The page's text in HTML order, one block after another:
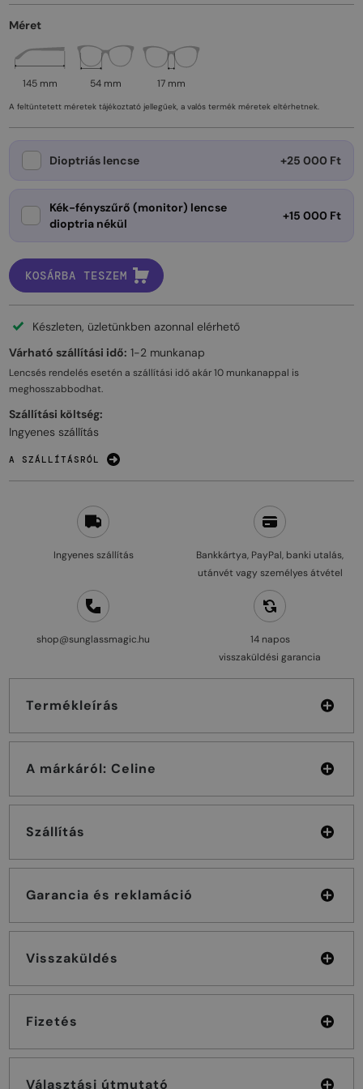
Ingyenes szállítás
Bankkártya, PayPal, banki utalás,
utánvét vagy személyes átvétel
shop@sunglassmagic.hu
14 napos
visszaküldési garancia
Termékleírás
A márkáról: Celine
Szállítás
Garancia és reklamáció
Visszaküldés
Fizetés
Választási útmutató
Méret
145 mm 54 mm 17 mm
A feltüntetett méretek tájékoztató jellegűek, a valós termék méretek eltérhetnek.
Dioptriás lencse +25 000 Ft
Kék-fényszűrő (monitor) lencse
dioptria nékül
+15 000 Ft
KOSÁRBA TESZEM
Készleten, üzletünkben azonnal elérhető
Várható szállítási idő: 1-2 munkanap
Lencsés rendelés esetén a szállítási idő akár10 munkanappal is
meghosszabbodhat.
Szállítási költség:
Ingyenes szállítás
A SZÁLLÍTÁSRÓL